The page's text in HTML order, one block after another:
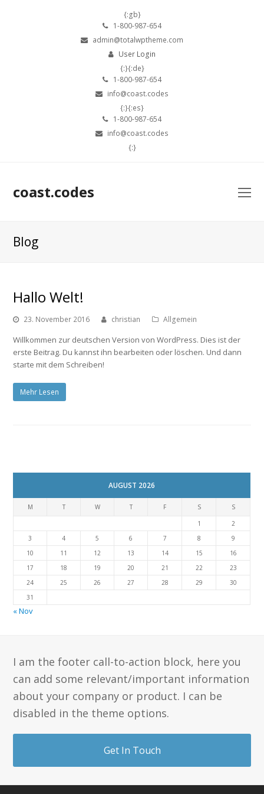
{:gb}
1-800-987-654
admin@totalwptheme.com
User Login
{:}{:de}
1-800-987-654
info@coast.codes
{:}{:es}
1-800-987-654
info@coast.codes
{:}
coast.codes
Blog
Hallo Welt!
23. November 2016 christian Allgemein
Willkommen zur deutschen Version von WordPress. Dies ist der
erste Beitrag. Du kannst ihn bearbeiten oder löschen. Und dann
starte mit dem Schreiben!
Mehr Lesen
AUGUST 2026
M T W T F S
S
1
2
3
4 5 6 7 8
9
10
11 12 13 14 15
16
17
18 19 20 21 22
23
24
25 26 27 28 29
30
31
« Nov
I am the footer call-to-action block, here you
can add some relevant/important information
about your company or product. I can be
disabled in the theme options.
Get In Touch